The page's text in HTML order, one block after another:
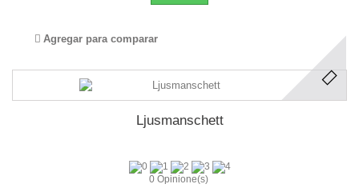
Agregar para comparar
Ljusmanschett
0 Opinione(s)